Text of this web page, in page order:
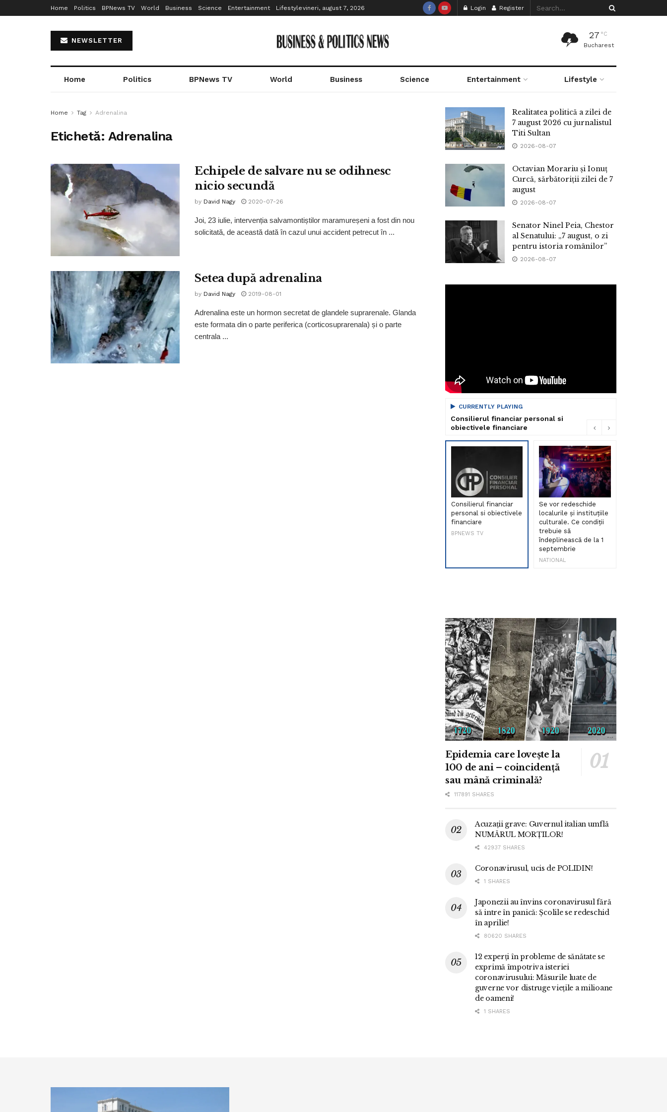
Home Politics BPNews TV World Business Science Entertainment Lifestylevineri, august 7, 2026 Login Register
NEWSLETTER
27 °C
Bucharest
Home Politics BPNews TV World Business Science Entertainment Lifestyle
Home Tag Adrenalina
Etichetă: Adrenalina
Echipele de salvare nu se odihnesc
nicio secundă
by David Nagy 2020-07-26
Joi, 23 iulie, intervenția salvamontiștilor maramureșeni a fost din nou
solicitată, de această dată în cazul unui accident petrecut în ...
Setea după adrenalina
by David Nagy 2019-08-01
Adrenalina este un hormon secretat de glandele suprarenale. Glanda
este formata din o parte periferica (corticosuprarenala) și o parte
centrala ...
Realitatea politică a zilei de
7 august 2026 cu jurnalistul
Titi Sultan
2026-08-07
Octavian Morariu și Ionuț
Curcă, sărbătoriții zilei de 7
august
2026-08-07
Senator Ninel Peia, Chestor
al Senatului: „7 august, o zi
pentru istoria românilor”
2026-08-07
CURRENTLY PLAYING
Consilierul financiar personal si
obiectivele financiare
Consilierul financiar
personal si obiectivele
financiare
BPNEWS TV
Se vor redeschide
localurile și instituțiile
culturale. Ce condiții
trebuie să
îndeplinească de la 1
septembrie
NATIONAL
Epidemia care lovește la
100 de ani – coincidență
sau mână criminală?
117891 SHARES
Acuzații grave: Guvernul italian umflă
NUMĂRUL MORȚILOR!
42937 SHARES
Coronavirusul, ucis de POLIDIN!
1 SHARES
Japonezii au învins coronavirusul fără
să intre în panică: Școlile se redeschid
în aprilie!
80620 SHARES
12 experți în probleme de sănătate se
exprimă împotriva isteriei
coronavirusului: Măsurile luate de
guverne vor distruge viețile a milioane
de oameni!
1 SHARES